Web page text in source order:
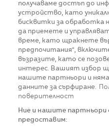
получаваме достъп до
устройство, като
бисквитки за обработка
да приемете и
време, като щракнете
предпочитания“,
възразите, като се
интерес. Вашият избор
нашите партньори и няма
данните за сърфиране.
поверителност
Ние и нашите партньори
предоставим: